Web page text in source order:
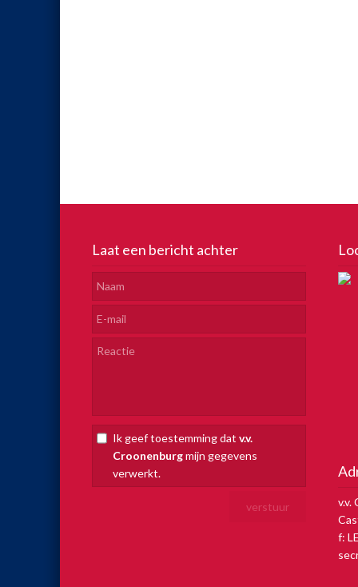
Laat een bericht achter
Ik geef toestemming dat v.v.
Croonenburgmijn gegevens
verwerkt.
v.v.
f: